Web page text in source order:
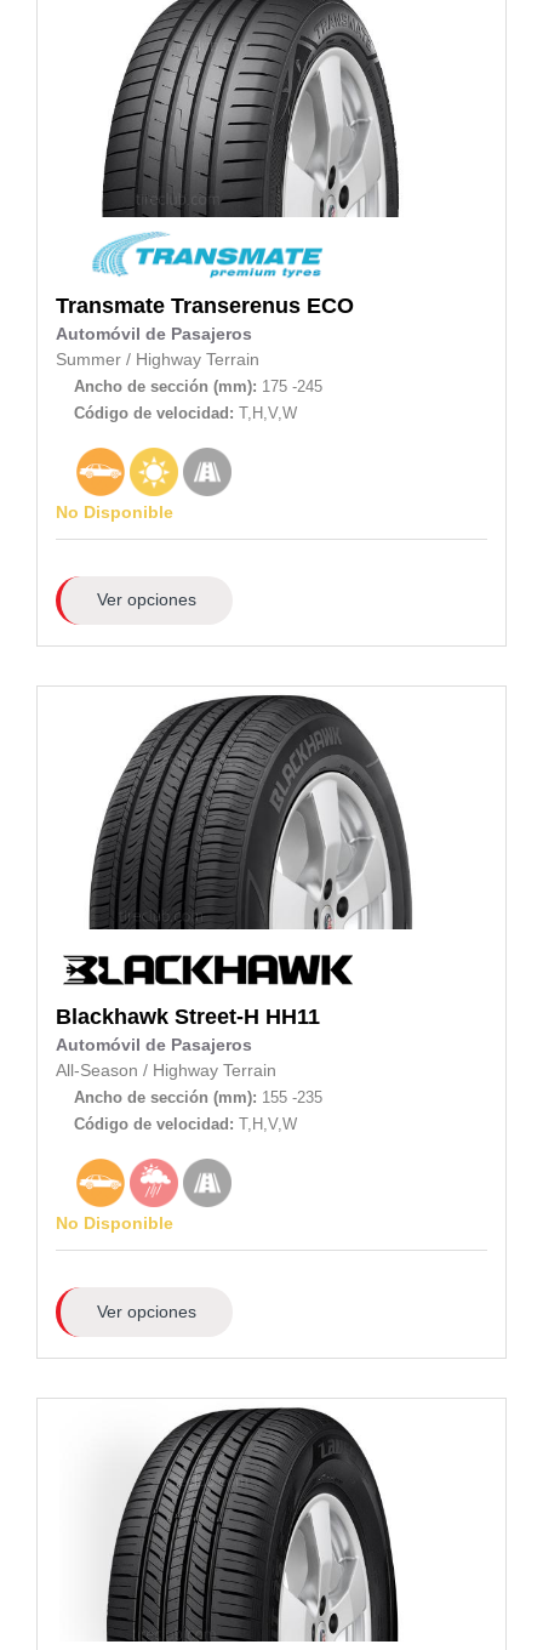
Transmate Transerenus ECO
Automóvil de Pasajeros
Summer / Highway Terrain
Ancho de sección (mm): 175 -245
Código de velocidad: T,H,V,W
No Disponible
Ver opciones
Blackhawk Street-H HH11
Automóvil de Pasajeros
All-Season / Highway Terrain
Ancho de sección (mm): 155 -235
Código de velocidad: T,H,V,W
No Disponible
Ver opciones